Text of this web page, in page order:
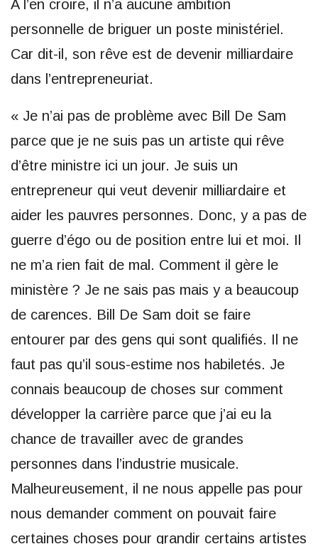
A l’en croire, il n’a aucune ambition
personnelle de briguer un poste ministériel.
Car dit-il, son rêve est de devenir milliardaire
dans l’entrepreneuriat.
« Je n’ai pas de problème avec Bill De Sam
parce que je ne suis pas un artiste qui rêve
d’être ministre ici un jour. Je suis un
entrepreneur qui veut devenir milliardaire et
aider les pauvres personnes. Donc, y a pas de
guerre d’égo ou de position entre lui et moi. Il
ne m’a rien fait de mal. Comment il gère le
ministère ? Je ne sais pas mais y a beaucoup
de carences. Bill De Sam doit se faire
entourer par des gens qui sont qualifiés. Il ne
faut pas qu’il sous-estime nos habiletés. Je
connais beaucoup de choses sur comment
développer la carrière parce que j’ai eu la
chance de travailler avec de grandes
personnes dans l’industrie musicale.
Malheureusement, il ne nous appelle pas pour
nous demander comment on pouvait faire
certaines choses pour grandir certains artistes